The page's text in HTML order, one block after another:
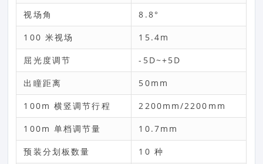
视场角 8.8°
100 米视场 15.4m
屈光度调节 -5D~+5D
出瞳距离 50mm
100m 横竖调节行程 2200mm/2200mm
100m 单档调节量 10.7mm
预装分划板数量 10 种